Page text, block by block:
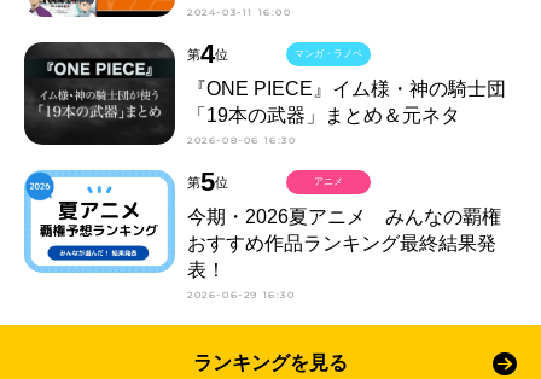
2024-03-11 16:00
第4位
『ONE PIECE』イム様・神の騎士団
「19本の武器」まとめ＆元ネタ
2026-08-06 16:30
マンガ・ラノベ
第5位
今期・2026夏アニメ みんなの覇権
おすすめ作品ランキング最終結果発
表！
2026-06-29 16:30
アニメ
ランキングを見る